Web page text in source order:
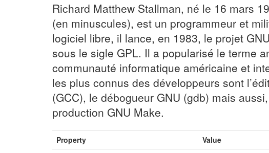
Richard Matthew Stallman, né le 16 mars
(en minuscules), est un programmeur et
logiciel libre, il lance, en 1983, le projet
sous le sigle GPL. Il a popularisé le terme
communauté informatique américaine et
les plus connus des développeurs sont
(GCC), le débogueur GNU (gdb) mais
production GNU Make.
Property Value